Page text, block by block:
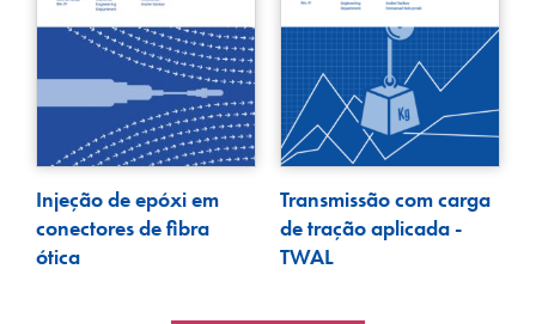
Injeção de epóxi em
conectores de fibra
ótica
Transmissão com carga
de tração aplicada -
TWAL